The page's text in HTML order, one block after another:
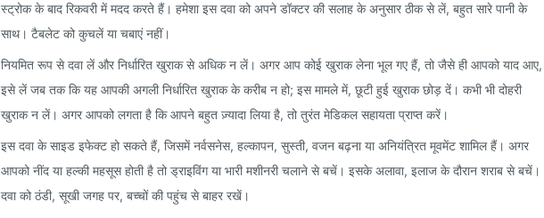
स्ट्रोक के बाद रिकवरी में मदद करते हैं। हमेशा इस दवा को अपने डॉक्टर की सलाह के अनुसार ठीक से लें, बहुत सारे पानी के
साथ। टैबलेट को कुचलें या चबाएं नहीं।
नियमित रूप से दवा लें और निर्धारित खुराक से अधिक न लें। अगर आप कोई खुराक लेना भूल गए हैं, तो जैसे ही आपको याद आए,
इसे लें जब तक कि यह आपकी अगली निर्धारित खुराक के करीब न हो; इस मामले में, छूटी हुई खुराक छोड़ दें। कभी भी दोहरी
खुराक न लें। अगर आपको लगता है कि आपने बहुत ज़्यादा लिया है, तो तुरंत मेडिकल सहायता प्राप्त करें।
इस दवा के साइड इफेक्ट हो सकते हैं, जिसमें नर्वसनेस, हल्कापन, सुस्ती, वजन बढ़ना या अनियंत्रित मूवमेंट शामिल हैं। अगर
आपको नींद या हल्की महसूस होती है तो ड्राइविंग या भारी मशीनरी चलाने से बचें। इसके अलावा, इलाज के दौरान शराब से बचें।
दवा को ठंडी, सूखी जगह पर, बच्चों की पहुंच से बाहर रखें।